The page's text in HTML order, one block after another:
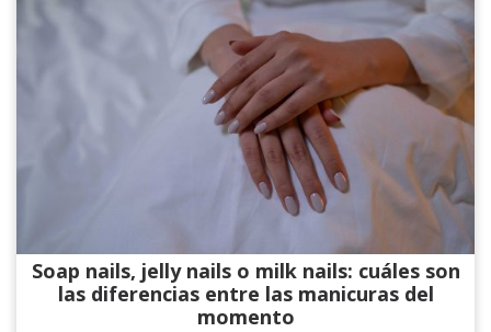
Soap nails, jelly nails o milk nails: cuáles son
las diferencias entre las manicuras del
momento